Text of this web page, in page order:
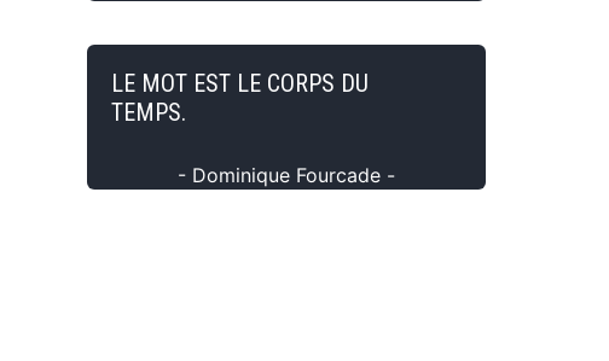
LE MOT EST LE CORPS DU
TEMPS.
- Dominique Fourcade -